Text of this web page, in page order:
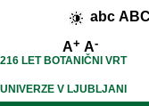
abc ABC
A+ A-
216 LET BOTANIČNI VRT
UNIVERZE V LJUBLJANI